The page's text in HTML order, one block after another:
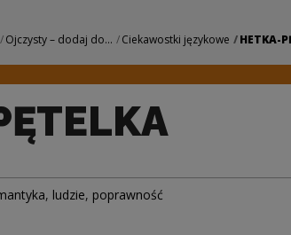
Ojczysty – dodaj do... Ciekawostki językowe HETKA-
, ludzie, poprawność